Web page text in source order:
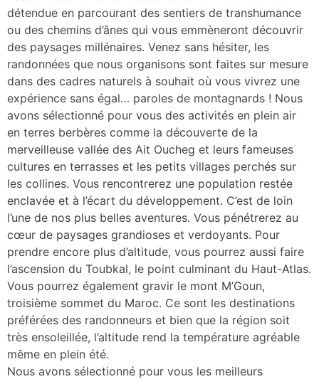
détendue en parcourant des sentiers de transhumance
ou des chemins d’ânes qui vous emmèneront découvrir
des paysages millénaires. Venez sans hésiter, les
randonnées que nous organisons sont faites sur mesure
dans des cadres naturels à souhait où vous vivrez une
expérience sans égal… paroles de montagnards ! Nous
avons sélectionné pour vous des activités en plein air
en terres berbères comme la découverte de la
merveilleuse vallée des Ait Oucheg et leurs fameuses
cultures en terrasses et les petits villages perchés sur
les collines. Vous rencontrerez une population restée
enclavée et à l’écart du développement. C’est de loin
l’une de nos plus belles aventures. Vous pénétrerez au
cœur de paysages grandioses et verdoyants. Pour
prendre encore plus d’altitude, vous pourrez aussi faire
l’ascension du Toubkal, le point culminant du Haut-Atlas.
Vous pourrez également gravir le mont M’Goun,
troisième sommet du Maroc. Ce sont les destinations
préférées des randonneurs et bien que la région soit
très ensoleillée, l’altitude rend la température agréable
même en plein été.
Nous avons sélectionné pour vous les meilleurs